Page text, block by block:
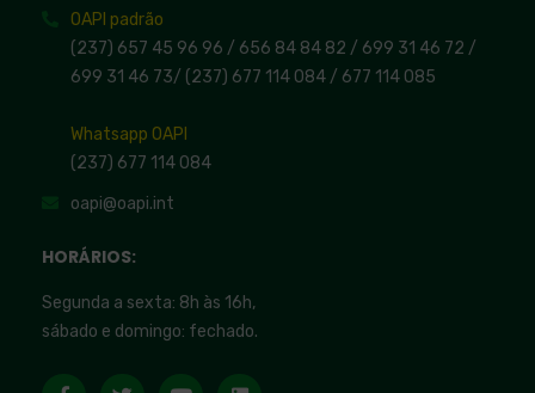
OAPI padrão
(237) 657 45 96 96 / 656 84 84 82 / 699 31 46 72 /
699 31 46 73/ (237) 677 114 084 / 677 114 085
Whatsapp OAPI
(237) 677 114 084
oapi@oapi.int
HORÁRIOS:
Segunda a sexta: 8h às 16h,
sábado e domingo: fechado.